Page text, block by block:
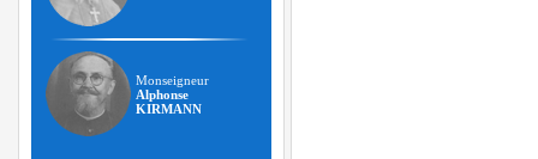
Monseigneur
Alphonse
KIRMANN